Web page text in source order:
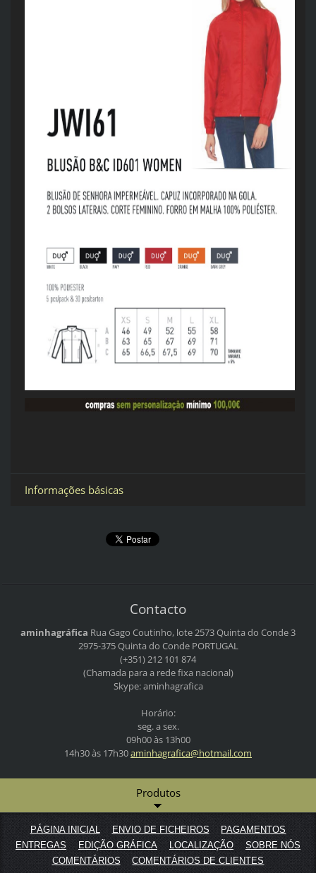
Informações básicas
Contacto
aminhagráfica Rua Gago Coutinho, lote 2573Quinta do Conde 3
2975-375 Quinta do CondePORTUGAL
(+351) 212 101 874
(Chamada para a rede fixa nacional)
Skype: aminhagrafica
Horário:
seg. a sex.
09h00 às 13h00
14h30 às 17h30aminhagrafica@hotmail.com
Produtos
PÁGINA INICIAL ENVIO DE FICHEIROS
PAGAMENTOS
ENTREGAS
EDIÇÃO GRÁFICA LOCALIZAÇÃO
SOBRE NÓS
COMENTÁRIOS
COMENTÁRIOS DE CLIENTES